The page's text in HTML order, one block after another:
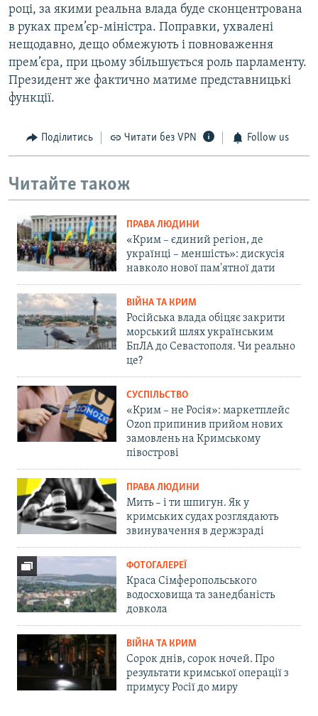
році, за якими реальна влада буде сконцентрована
в руках прем’єр-міністра. Поправки, ухвалені
нещодавно, дещо обмежують і повноваження
прем’єра, при цьому збільшується роль парламенту.
Президент же фактично матиме представницькі
функції.
Поділитись Читати без VPN Follow us
Читайте також
ПРАВА ЛЮДИНИ
«Крим – єдиний регіон, де
українці – меншість»: дискусія
навколо нової пам'ятної дати
ВІЙНА ТА КРИМ
Російська влада обіцяє закрити
морський шлях українським
БпЛА до Севастополя. Чи реально
це?
СУСПІЛЬСТВО
«Крим – не Росія»: маркетплейс
Ozon припинив прийом нових
замовлень на Кримському
півострові
ПРАВА ЛЮДИНИ
Мить – і ти шпигун. Як у
кримських судах розглядають
звинувачення в держзраді
ФОТОГАЛЕРЕЇ
Краса Сімферопольського
водосховища та занедбаність
довкола
ВІЙНА ТА КРИМ
Сорок днів, сорок ночей. Про
результати кримської операції з
примусу Росії до миру